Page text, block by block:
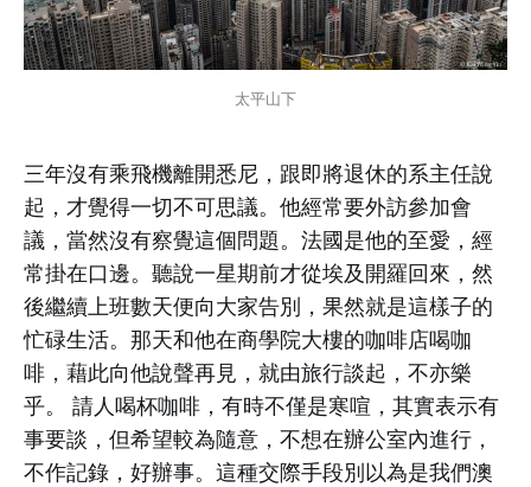
太平山下
三年沒有乘飛機離開悉尼，跟即將退休的系主任說
起，才覺得一切不可思議。他經常要外訪參加會
議，當然沒有察覺這個問題。法國是他的至愛，經
常掛在口邊。聽說一星期前才從埃及開羅回來，然
後繼續上班數天便向大家告別，果然就是這樣子的
忙碌生活。那天和他在商學院大樓的咖啡店喝咖
啡，藉此向他說聲再見，就由旅行談起，不亦樂
乎。 請人喝杯咖啡，有時不僅是寒喧，其實表示有
事要談，但希望較為隨意，不想在辦公室內進行，
不作記錄，好辦事。這種交際手段別以為是我們澳